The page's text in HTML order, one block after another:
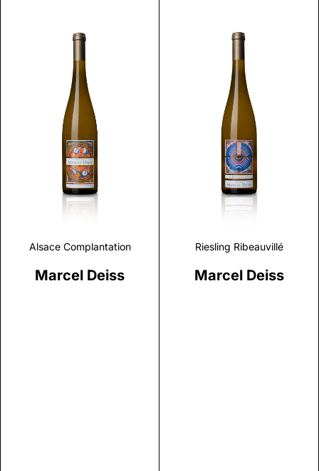
Alsace Complantation
Marcel Deiss
Discover
Riesling Ribeauvillé
Marcel Deiss
Discover